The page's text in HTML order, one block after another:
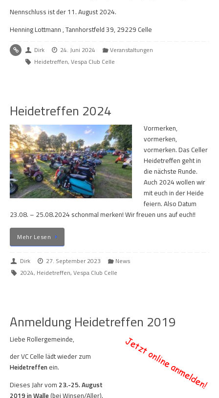
Nennschluss ist der 11. August 2024.
Henning Lottmann , Tannhorstfeld 39, 29229 Celle
Dirk 24. Juni 2024
Veranstaltungen
Heidetreffen, Vespa Club Celle
Heidetreffen 2024
Vormerken,
vormerken,
vormerken. Das Celler
Heidetreffen geht in
die nächste Runde.
Auch 2024 wollen wir
mit euch in der Heide
feiern. Also Datum
23.08. – 25.08.2024 schonmal merken! Wir freuen uns auf euch!!
Mehr Lesen
Dirk 27. September 2023
News
2024, Heidetreffen, Vespa Club Celle
Anmeldung Heidetreffen 2019
Liebe Rollergemeinde,
der VC Celle lädt wieder zum
Heidetreffen ein.
Dieses Jahr vom 23.-25. August
2019 in Walle (bei Winsen/Aller).